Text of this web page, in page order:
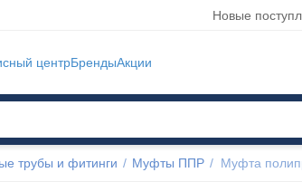
Новые
центрБрендыАкции
трубы и фитинги / Муфты ППР / Муфта